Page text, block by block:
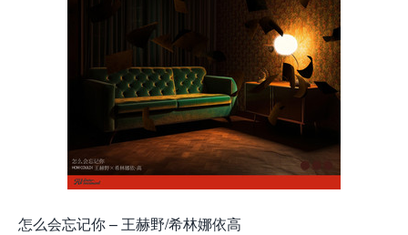
怎么会忘记你 – 王赫野/希林娜依高